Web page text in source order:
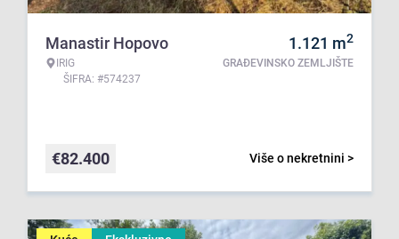
Manastir Hopovo
IRIG
ŠIFRA: #574237
1.121 m2
GRAĐEVINSKO ZEMLJIŠTE
Više o nekretnini >
€82.400